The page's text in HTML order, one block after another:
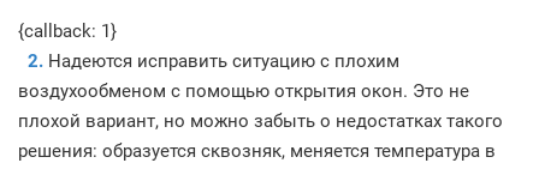
{callback: 1}
2. Надеются исправить ситуацию с плохим
воздухообменом с помощью открытия окон. Это не
плохой вариант, но можно забыть о недостатках такого
решения: образуется сквозняк, меняется температура в